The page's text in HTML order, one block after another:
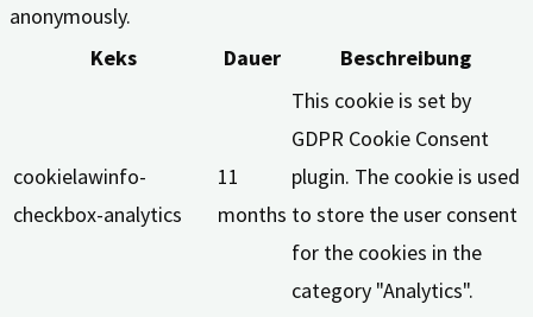
anonymously.
Keks
Dauer Beschreibung
cookielawinfo-
checkbox-analytics
11
months
This cookie is set by
GDPR Cookie Consent
plugin. The cookie is used
to store the user consent
for the cookies in the
category "Analytics".